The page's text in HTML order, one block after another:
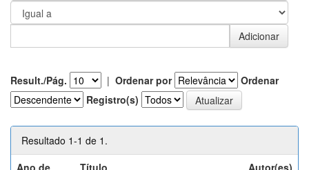
Result./Pág. | Ordenar por
Ordenar
Registro(s)
Resultado 1-1 de 1.
Ano de
Título Autor(es)